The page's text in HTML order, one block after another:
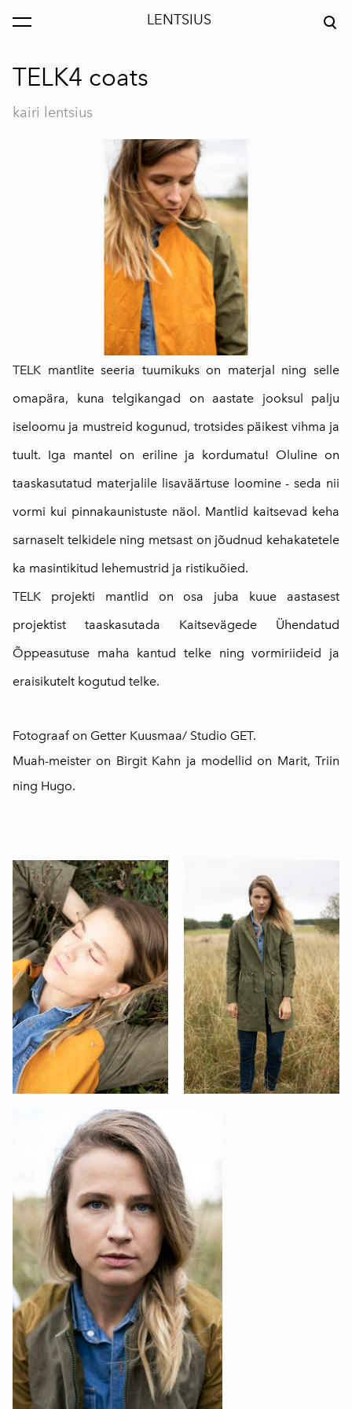
LENTSIUS
was added to the cart. View cart
TELK4 coats
kairi lentsius
TELK mantlite seeria tuumikuks on materjal ning selle
omapära, kuna telgikangad on aastate jooksul palju
iseloomu ja mustreid kogunud, trotsides päikest vihma ja
tuult. Iga mantel on eriline ja kordumatu! Oluline on
taaskasutatud materjalile lisaväärtuse loomine - seda nii
vormi kui pinnakaunistuste näol. Mantlid kaitsevad keha
sarnaselt telkidele ning metsast on jõudnud kehakatetele
ka masintikitud lehemustrid ja ristikuõied.
TELK projekti mantlid on osa juba kuue aastasest
projektist taaskasutada Kaitsevägede Ühendatud
Õppeasutuse maha kantud telke ning vormiriideid ja
eraisikutelt kogutud telke.
Fotograaf on Getter Kuusmaa/ Studio GET.
Muah-meister on Birgit Kahn ja modellid on Marit, Triin
ning Hugo.